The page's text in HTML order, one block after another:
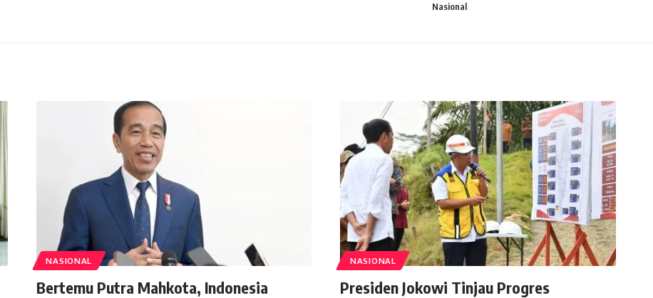
Nasional
NASIONAL
Bertemu Putra Mahkota, Indonesia
NASIONAL
Presiden Jokowi Tinjau Progres